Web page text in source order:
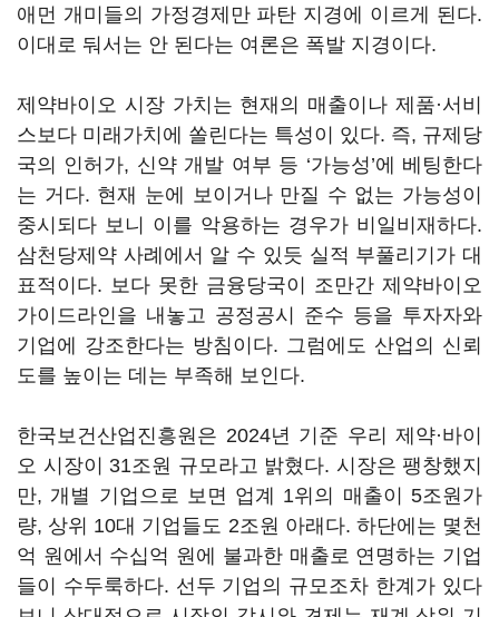
애먼 개미들의 가정경제만 파탄 지경에 이르게 된다.
이대로 둬서는 안 된다는 여론은 폭발 지경이다.
제약바이오 시장 가치는 현재의 매출이나 제품·서비
스보다 미래가치에 쏠린다는 특성이 있다. 즉, 규제당
국의 인허가, 신약 개발 여부 등 ‘가능성’에 베팅한다
는 거다. 현재 눈에 보이거나 만질 수 없는 가능성이
중시되다 보니 이를 악용하는 경우가 비일비재하다.
삼천당제약 사례에서 알 수 있듯 실적 부풀리기가 대
표적이다. 보다 못한 금융당국이 조만간 제약바이오
가이드라인을 내놓고 공정공시 준수 등을 투자자와
기업에 강조한다는 방침이다. 그럼에도 산업의 신뢰
도를 높이는 데는 부족해 보인다.
한국보건산업진흥원은 2024년 기준 우리 제약·바이
오 시장이 31조원 규모라고 밝혔다. 시장은 팽창했지
만, 개별 기업으로 보면 업계 1위의 매출이 5조원가
량, 상위 10대 기업들도 2조원 아래다. 하단에는 몇천
억 원에서 수십억 원에 불과한 매출로 연명하는 기업
들이 수두룩하다. 선두 기업의 규모조차 한계가 있다